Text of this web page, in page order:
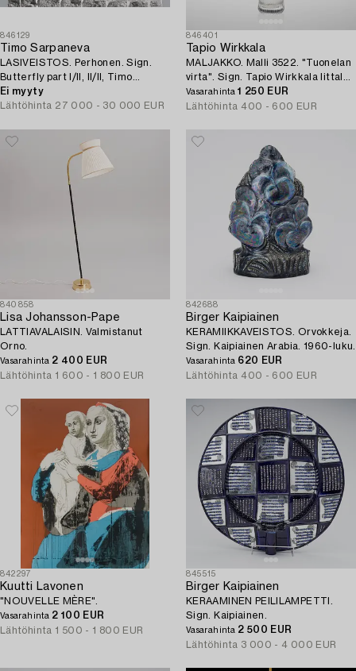
846129
Timo Sarpaneva
LASIVEISTOS. Perhonen. Sign.
Butterfly part I/II, II/II, Timo
Sarpaneva, Finland 1989.
Ei myyty
Lähtöhinta 27 000 - 30 000 EUR
846401
Tapio Wirkkala
MALJAKKO. Malli 3522. "Tuonelan
virta". Sign. Tapio Wirkkala Iittala.
1950-luvun alkupuoli.
Vasarahinta1 250 EUR
Lähtöhinta 400 - 600 EUR
840858
Lisa Johansson-Pape
LATTIAVALAISIN. Valmistanut
Orno.
Vasarahinta 2 400 EUR
Lähtöhinta 1 600 - 1 800 EUR
842688
Birger Kaipiainen
KERAMIIKKAVEISTOS. Orvokkeja.
Sign. Kaipiainen Arabia. 1960-luku.
Vasarahinta 620 EUR
Lähtöhinta 400 - 600 EUR
842297
Kuutti Lavonen
"NOUVELLE MÈRE".
Vasarahinta 2 100 EUR
Lähtöhinta 1 500 - 1 800 EUR
845515
Birger Kaipiainen
KERAAMINEN PEILILAMPETTI.
Sign. Kaipiainen.
Vasarahinta 2 500 EUR
Lähtöhinta 3 000 - 4 000 EUR